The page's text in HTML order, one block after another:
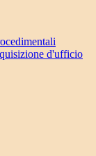
d'ufficio